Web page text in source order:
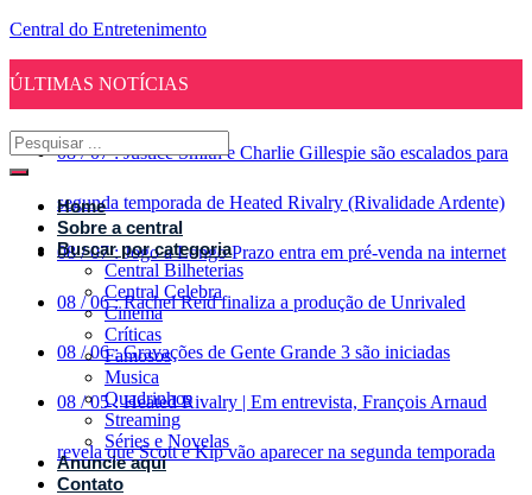
Central do Entretenimento
ÚLTIMAS NOTÍCIAS
08 / 07 : Justice Smith e Charlie Gillespie são escalados para
segunda temporada de Heated Rivalry (Rivalidade Ardente)
08 / 07 : Jogo a Longo Prazo entra em pré-venda na internet
08 / 06 : Rachel Reid finaliza a produção de Unrivaled
08 / 06 : Gravações de Gente Grande 3 são iniciadas
08 / 05 : Heated Rivalry | Em entrevista, François Arnaud
revela que Scott e Kip vão aparecer na segunda temporada
Home
Sobre a central
Buscar por categoria
Central Bilheterias
Central Celebra
Cinema
Críticas
Famosos
Musica
Quadrinhos
Streaming
Séries e Novelas
Anuncie aqui
Contato